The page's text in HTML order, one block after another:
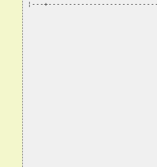
¦---